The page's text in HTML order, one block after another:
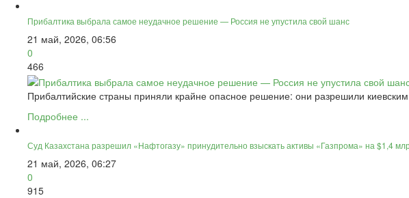
Прибалтика выбрала самое неудачное решение — Россия не упустила свой шанс
21 май, 2026, 06:56
0
466
Прибалтийские страны приняли крайне опасное решение: они разрешили
Подробнее ...
Суд Казахстана разрешил «Нафтогазу» принудительно взыскать активы «Газпрома» на $1,4
21 май, 2026, 06:27
0
915